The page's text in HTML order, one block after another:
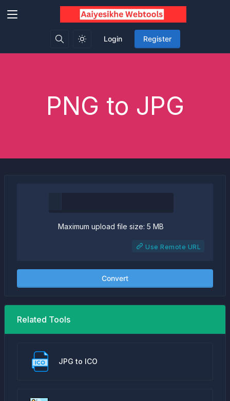
Login Register
PNG to JPG
Maximum upload file size: 5 MB
Use Remote URL
Convert
Related Tools
JPG to ICO